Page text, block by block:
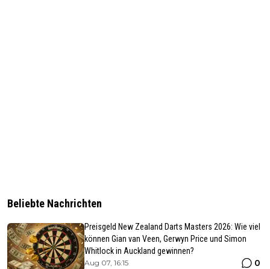
Beliebte Nachrichten
Preisgeld New Zealand Darts Masters 2026: Wie viel
können Gian van Veen, Gerwyn Price und Simon
Whitlock in Auckland gewinnen?
Aug 07, 16:15 0